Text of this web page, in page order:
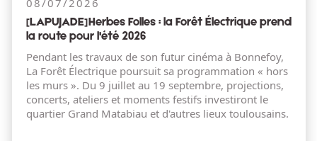
08/07/2026
[LAPUJADE] Herbes Folles : la Forêt Électrique prend
la route pour l'été 2026
Pendant les travaux de son futur cinéma à Bonnefoy,
La Forêt Électrique poursuit sa programmation « hors
les murs ». Du 9 juillet au 19 septembre, projections,
concerts, ateliers et moments festifs investiront le
quartier Grand Matabiau et d'autres lieux toulousains.